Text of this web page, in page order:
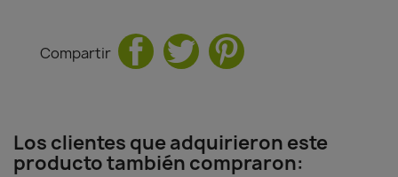
Compartir
Los clientes que adquirieron este
producto también compraron: